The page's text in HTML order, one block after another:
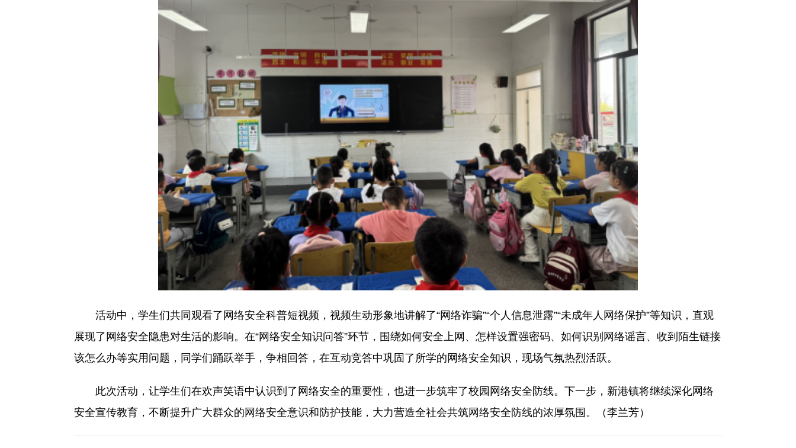
活动中，学生们共同观看了网络安全科普短视频，视频生动形象地讲解了“网络诈骗”“个人信息泄露”“未成年人网络保护”等知识，直观
展现了网络安全隐患对生活的影响。在“网络安全知识问答”环节，围绕如何安全上网、怎样设置强密码、如何识别网络谣言、收到陌生链接
该怎么办等实用问题，同学们踊跃举手，争相回答，在互动竞答中巩固了所学的网络安全知识，现场气氛热烈活跃。
此次活动，让学生们在欢声笑语中认识到了网络安全的重要性，也进一步筑牢了校园网络安全防线。下一步，新港镇将继续深化网络
安全宣传教育，不断提升广大群众的网络安全意识和防护技能，大力营造全社会共筑网络安全防线的浓厚氛围。（李兰芳）